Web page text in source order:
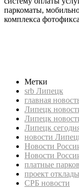
паркоматы,
комплекса
Метки
srb Липецк
главная
Липецк
Липецк
Липецк
новости
Новости
Новости
платные
проект
СРБ новости